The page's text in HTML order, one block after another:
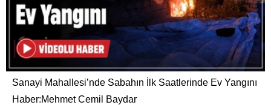
Sanayi Mahallesi’nde Sabahın İlk Saatlerinde Ev Yangını
Haber:Mehmet Cemil Baydar